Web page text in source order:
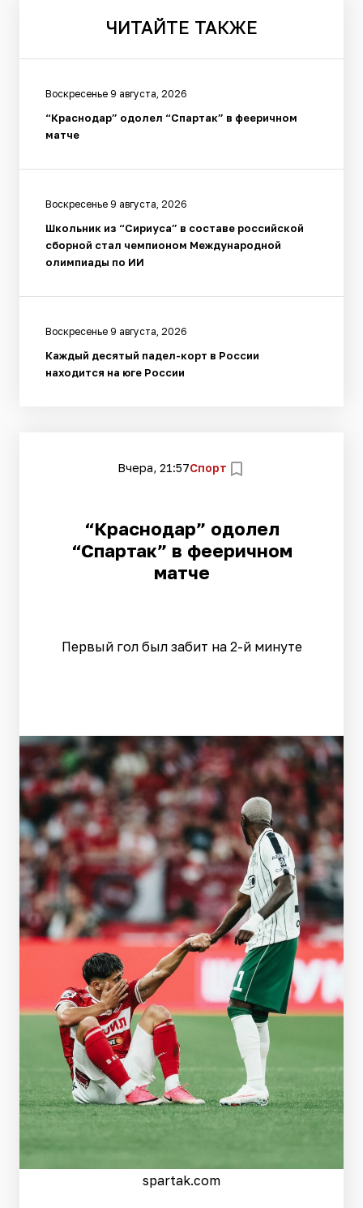
ЧИТАЙТЕ ТАКЖЕ
Воскресенье 9 августа, 2026
“Краснодар” одолел “Спартак” в фееричном
матче
Воскресенье 9 августа, 2026
Школьник из “Сириуса” в составе российской
сборной стал чемпионом Международной
олимпиады по ИИ
Воскресенье 9 августа, 2026
Каждый десятый падел-корт в России
находится на юге России
Вчера, 21:57Спорт
“Краснодар” одолел
“Спартак” в фееричном
матче
Первый гол был забит на 2-й минуте
spartak.com